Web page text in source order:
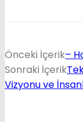
Önceki İçerik–
Sonraki İçerik
Vizyonu ve